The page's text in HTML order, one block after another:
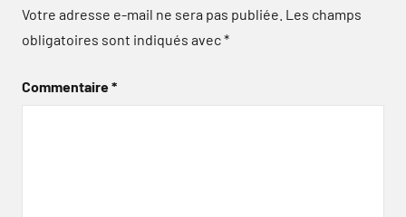
Votre adresse e-mail ne sera pas publiée. Les champs
obligatoires sont indiqués avec*
Commentaire*